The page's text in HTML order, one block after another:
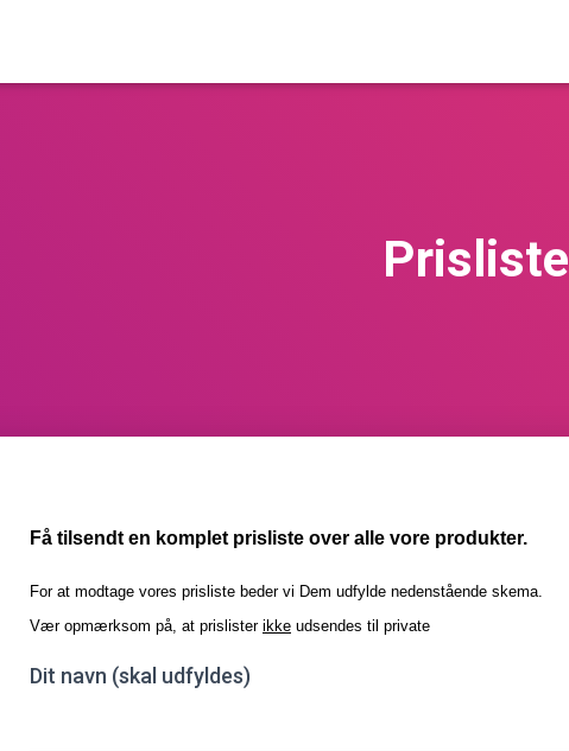
Prisliste
Få tilsendt en komplet prisliste over alle vore produkter.
For at modtage vores prisliste beder vi Dem udfylde nedenstående skema.
Vær opmærksom på, at prislister ikke udsendes til private
Dit navn (skal udfyldes)